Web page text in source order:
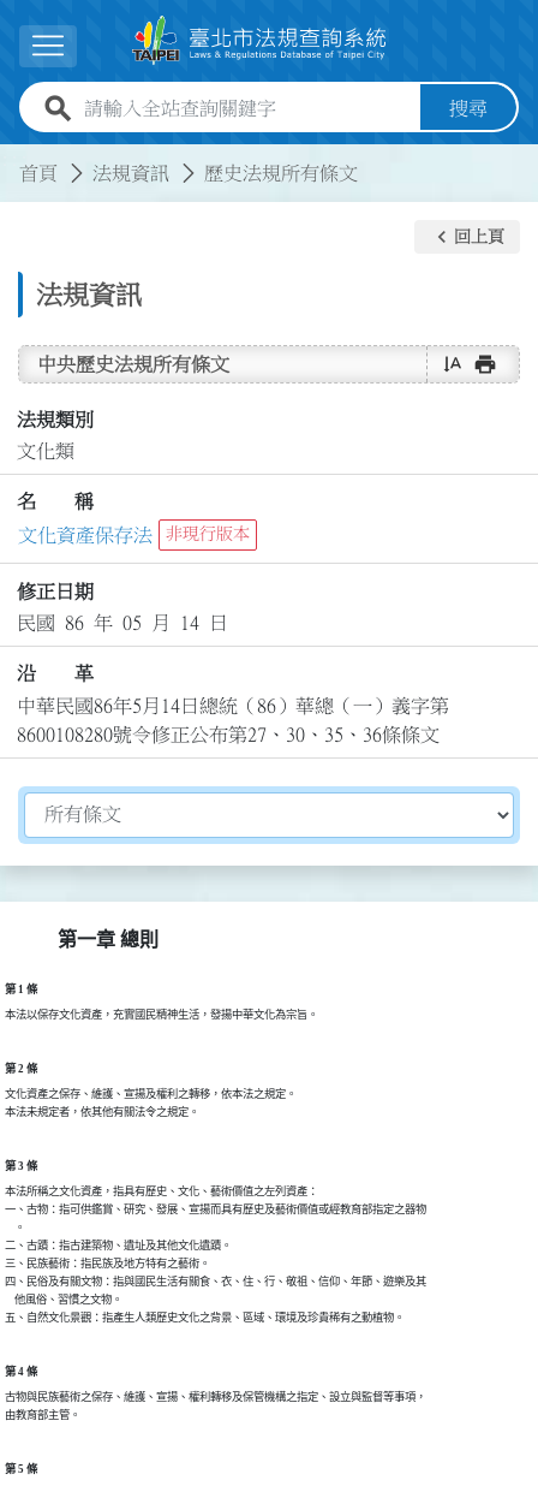
展開選單
全站查詢關鍵字欄位 搜尋
首頁 法規資訊 歷史法規所有條文
法規資訊
keyboard_arrow_left 回上頁
中央歷史法規所有條文 text_rotate_vertical print
法規類別
文化類
名 稱
文化資產保存法
非現行版本
修正日期
民國 86 年 05 月 14 日
沿 革
中華民國86年5月14日總統（86）華總（一）義字第
8600108280號令修正公布第27、30、35、36條條文
切換選擇法規資訊內容
第一章 總則
第 1 條
第 2 條
文化資產之保存、維護、宣揚及權利之轉移，依本法之規定。
第 3 條
本法所稱之文化資產，指具有歷史、文化、藝術價值之左列資產：
一、古物：指可供鑑賞、研究、發展、宣揚而具有歷史及藝術價值或經教育部指定之器物
    。
二、古蹟：指古建築物、遺址及其他文化遺蹟。
三、民族藝術：指民族及地方特有之藝術。
四、民俗及有關文物：指與國民生活有關食、衣、住、行、敬祖、信仰、年節、遊樂及其
    他風俗、習慣之文物。
第 4 條
古物與民族藝術之保存、維護、宣揚、權利轉移及保管機構之指定、設立與監督等事項，
第 5 條